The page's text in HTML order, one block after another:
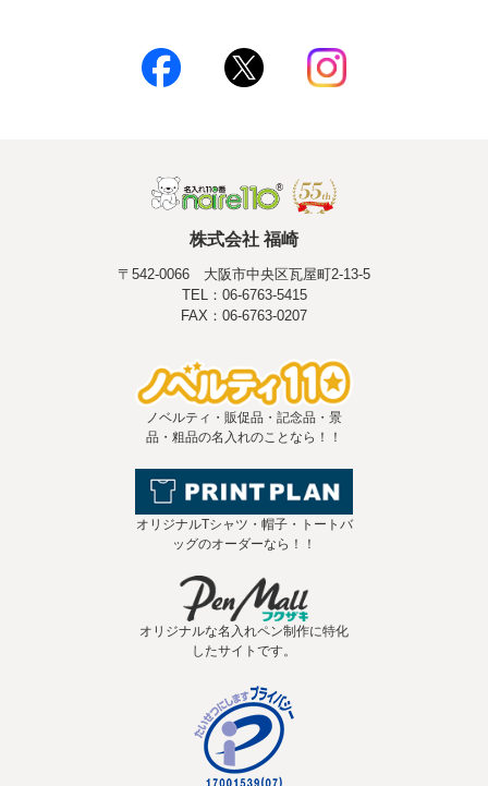
株式会社 福崎
〒542-0066 大阪市中央区瓦屋町2-13-5
TEL：06-6763-5415
FAX：06-6763-0207
ノベルティ・販促品・記念品・景
品・粗品の名入れのことなら！！
オリジナルTシャツ・帽子・トートバ
ッグのオーダーなら！！
オリジナルな名入れペン制作に特化
したサイトです。